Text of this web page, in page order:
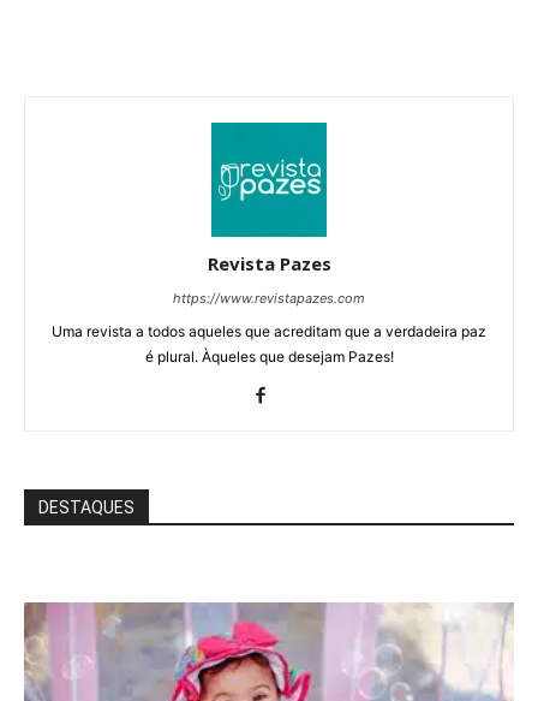
Revista Pazes
https://www.revistapazes.com
Uma revista a todos aqueles que acreditam que a verdadeira paz
é plural. Àqueles que desejam Pazes!
DESTAQUES